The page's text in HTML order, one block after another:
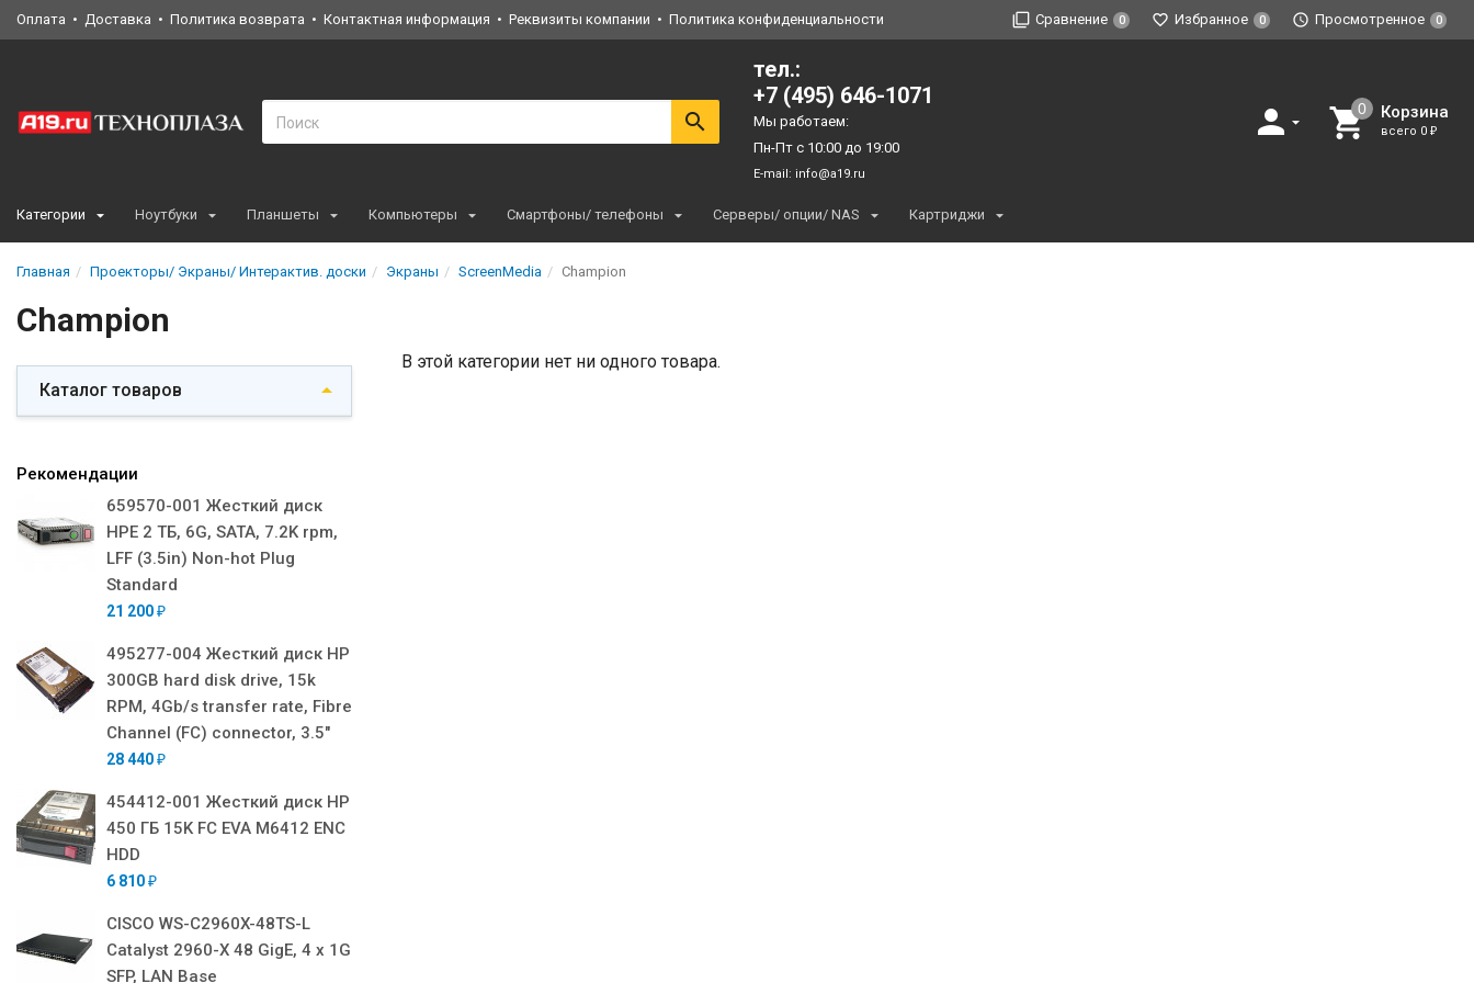
Оплата Доставка Политика возврата Контактная информация Реквизиты компании Политика конфиденциальности Сравнение 0 Избранное 0 Просмотренное 0
тел.:
+7 (495) 646-1071
Мы работаем:
Пн-Пт с 10:00 до 19:00
E-mail: info@a19.ru
Корзина
всего 0 ₽
Категории Ноутбуки Планшеты Компьютеры Смартфоны/ телефоны Серверы/ опции/ NAS Картриджи
Главная Проекторы/ Экраны/ Интерактив. доски Экраны ScreenMedia Champion
Champion
Каталог товаров
Рекомендации
659570-001 Жесткий диск
HPE 2 ТБ, 6G, SATA, 7.2K rpm,
LFF (3.5in) Non-hot Plug
Standard
21 200 ₽
495277-004 Жесткий диск HP
300GB hard disk drive, 15k
RPM, 4Gb/s transfer rate, Fibre
Channel (FC) connector, 3.5"
28 440 ₽
454412-001 Жесткий диск HP
450 ГБ 15K FC EVA M6412 ENC
HDD
6 810 ₽
CISCO WS-C2960X-48TS-L
Catalyst 2960-X 48 GigE, 4 x 1G
SFP, LAN Base
В этой категории нет ни одного товара.